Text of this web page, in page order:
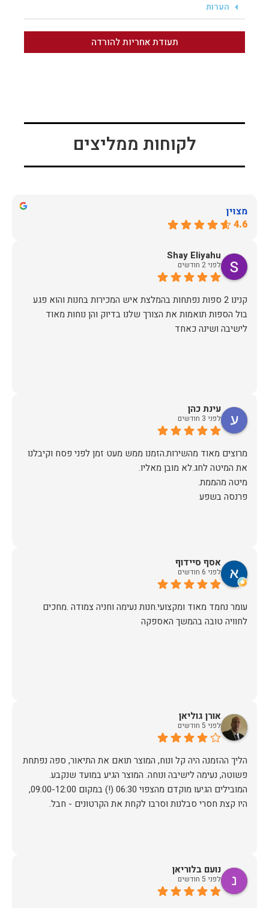
הערות
תעודת אחריות להורדה
לקוחות ממליצים
מצוין
4.6
Shay Eliyahu
לפני 2 חודשים
קנינו 2 ספות נפתחות בהמלצת איש המכירות בחנות והוא פגע
בול הספות תואמות את הצורך שלנו בדיוק והן נוחות מאוד
לישיבה ושינה כאחד
עינת כהן
לפני 3 חודשים
מרוצים מאוד מהשירות.הזמנו ממש מעט זמן לפני פסח וקיבלנו
פרנסה בשפע
אסף סיידוף
לפני 6 חודשים
עומר נחמד מאוד ומקצועי.חנות נעימה וחניה צמודה .מחכים
לחוויה טובה בהמשך האספקה
אורן גוליאן
לפני 5 חודשים
הליך ההזמנה היה קל ונוח, המוצר תואם את התיאור, ספה נפתחת
פשוטה, נעימה לישיבה ונוחה. המוצר הגיע במועד שנקבע.
המובילים הגיעו מוקדם מהצפוי 06:30 (!) במקום 09:00-12:00,
היו קצת חסרי סבלנות וסרבו לקחת את הקרטונים - חבל.
נועם בלוריאן
לפני 5 חודשים